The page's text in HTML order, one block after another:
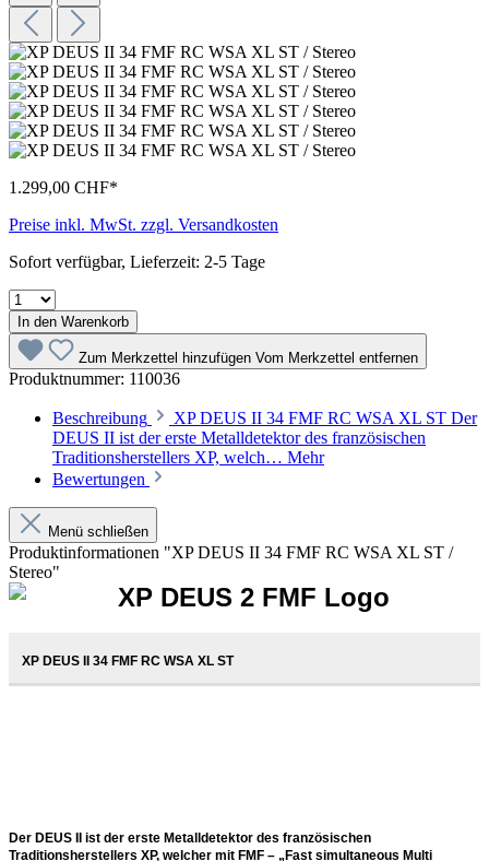
1.299,00 CHF*
Preise inkl. MwSt. zzgl. Versandkosten
Sofort verfügbar, Lieferzeit: 2-5 Tage
In den Warenkorb
Zum Merkzettel hinzufügen Vom Merkzettel entfernen
Produktnummer: 110036
Beschreibung
XP DEUS II 34 FMF RC WSA XL ST Der
DEUS II ist der erste Metalldetektor des französischen
Traditionsherstellers XP, welch… Mehr
Bewertungen
Menü schließen
Produktinformationen "XP DEUS II 34 FMF RC WSA XL ST /
Stereo"
XP DEUS II 34 FMF RC WSA XL ST
Der DEUS II ist der erste Metalldetektor des französischen
Traditionsherstellers XP, welcher mit FMF – „Fast simultaneous Multi